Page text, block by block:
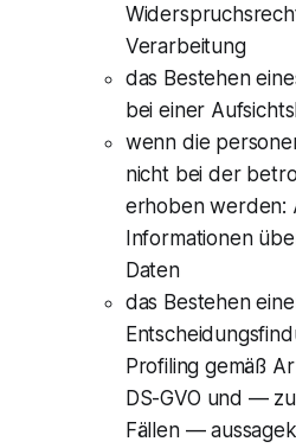
Verarbeitung
das Bestehen
bei einer
wenn die
nicht bei der
erhoben werden:
Informationen
Daten
das Bestehen
Profiling gemäß
DS-GVO und —
Fällen —